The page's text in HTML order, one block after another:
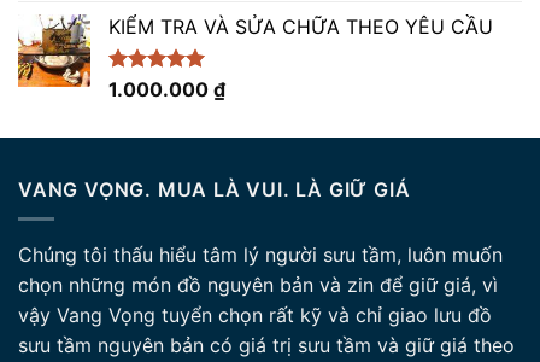
5 sao
KIỂM TRA VÀ SỬA CHỮA THEO YÊU CẦU
Được xếp
1.000.000 ₫
VANG VỌNG. MUA LÀ VUI. LÀ GIỮ GIÁ
Chúng tôi thấu hiểu tâm lý người sưu tầm, luôn muốn
chọn những món đồ nguyên bản và zin để giữ giá, vì
vậy Vang Vọng tuyển chọn rất kỹ và chỉ giao lưu đồ
sưu tầm nguyên bản có giá trị sưu tầm và giữ giá theo